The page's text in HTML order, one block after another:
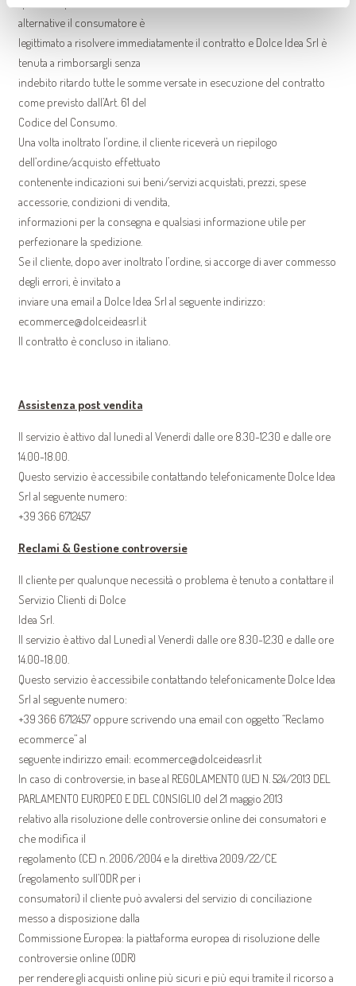
alternative il consumatore è
legittimato a risolvere immediatamente il contratto e Dolce Idea Srl è
tenuta a rimborsargli senza
indebito ritardo tutte le somme versate in esecuzione del contratto
come previsto dall’Art. 61 del
Codice del Consumo.
Una volta inoltrato l’ordine, il cliente riceverà un riepilogo
dell’ordine/acquisto effettuato
contenente indicazioni sui beni/servizi acquistati, prezzi, spese
accessorie, condizioni di vendita,
informazioni per la consegna e qualsiasi informazione utile per
perfezionare la spedizione.
Se il cliente, dopo aver inoltrato l’ordine, si accorge di aver commesso
degli errori, è invitato a
inviare una email a Dolce Idea Srl al seguente indirizzo:
ecommerce@dolceideasrl.it
Il contratto è concluso in italiano.
Assistenza post vendita
Il servizio è attivo dal lunedì al Venerdì dalle ore 8.30-12.30 e dalle ore
14.00-18.00.
Questo servizio è accessibile contattando telefonicamente Dolce Idea
Srl al seguente numero:
+39 366 6712457
Reclami & Gestione controversie
Il cliente per qualunque necessità o problema è tenuto a contattare il
Servizio Clienti di Dolce
Idea Srl.
Il servizio è attivo dal Lunedì al Venerdì dalle ore 8.30-12.30 e dalle ore
14.00-18.00.
Questo servizio è accessibile contattando telefonicamente Dolce Idea
Srl al seguente numero:
+39 366 6712457 oppure scrivendo una email con oggetto “Reclamo
ecommerce” al
seguente indirizzo email: ecommerce@dolceideasrl.it
In caso di controversie, in base al REGOLAMENTO (UE) N. 524/2013 DEL
PARLAMENTO EUROPEO E DEL CONSIGLIO del 21 maggio 2013
relativo alla risoluzione delle controversie online dei consumatori e
che modifica il
regolamento (CE) n. 2006/2004 e la direttiva 2009/22/CE
(regolamento sull’ODR per i
consumatori) il cliente può avvalersi del servizio di conciliazione
messo a disposizione dalla
Commissione Europea: la piattaforma europea di risoluzione delle
controversie online (ODR)
per rendere gli acquisti online più sicuri e più equi tramite il ricorso a